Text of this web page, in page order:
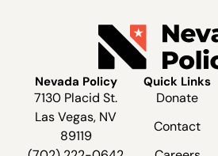
Nevada Policy
7130 Placid St.
Las Vegas, NV
89119
Quick Links
Donate
Contact